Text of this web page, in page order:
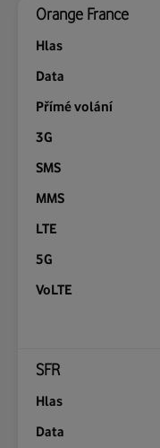
Orange France
Mezinárodní prefix:
+33
Orange F
SFR